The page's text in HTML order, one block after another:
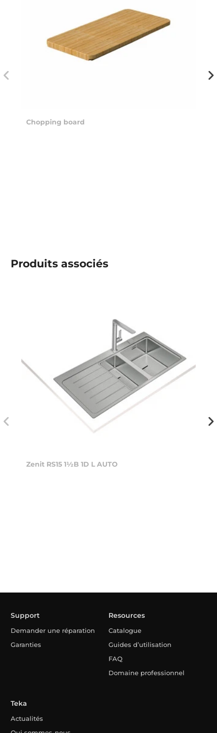
Chopping board
Produits associés
Zenit RS15 1½B 1D L AUTO
Support
Demander une réparation
Garanties
Resources
Catalogue
Guides d’utilisation
FAQ
Domaine professionnel
Teka
Actualités